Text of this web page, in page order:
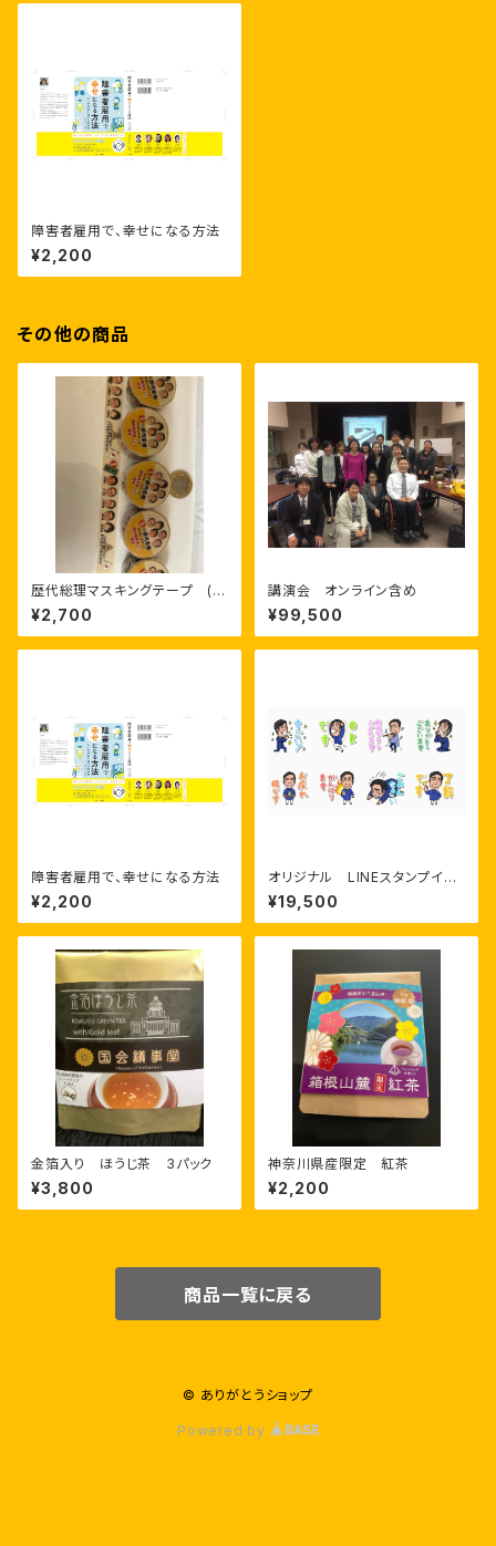
障害者雇用で、幸せになる方法
¥2,200
その他の商品
歴代総理マスキングテープ (高
井早苗総理入り)
¥2,700
講演会 オンライン含め
¥99,500
障害者雇用で、幸せになる方法
¥2,200
オリジナル LINEスタンプイラ
スト8個
¥19,500
金箔入り ほうじ茶 3パック
¥3,800
神奈川県産限定 紅茶
¥2,200
商品一覧に戻る
© ありがとうショップ
Powered by